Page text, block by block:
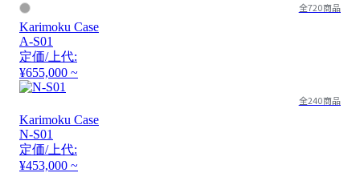
全720商品
Karimoku Case
A-S01
定価/上代:
¥655,000 ~
全240商品
Karimoku Case
N-S01
定価/上代:
¥453,000 ~